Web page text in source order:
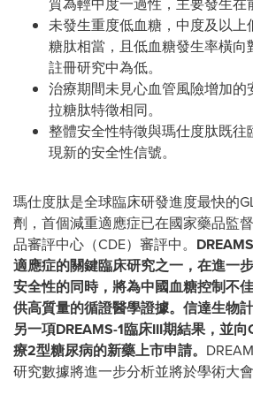
未發生重度低血糖，中度及以
糖肽相當，且低血糖發生率橫向
註冊研究中為低。
治療期間未見心血管風險增加
拉糖肽特徵相同。
整體安全性特徵與瑪仕度肽既往
現新的安全性信號。
瑪仕度肽是全球臨床研發進度最快的
劑，首個減重適應症已在國家藥品監
品審評中心（CDE）審評中。
適應症的關鍵臨床研究之一，在進一
安全性的同時，將為中國血糖控制不
供高質量的循證醫學證據。信達生物
另一項DREAMS-1臨床III期結果，並向
療2型糖尿病的新藥上市申請。
研究數據將進一步分析並將於學術大